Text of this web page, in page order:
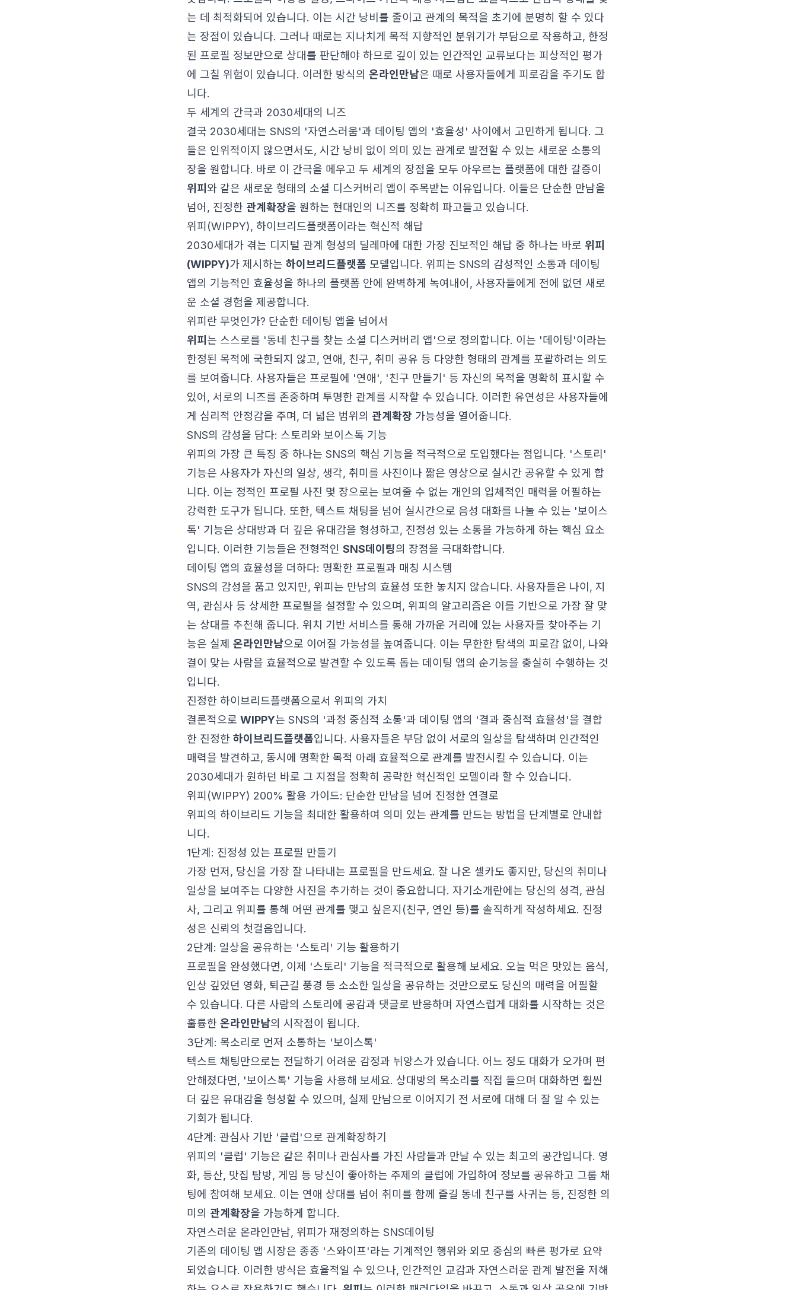
는 데 최적화되어 있습니다. 이는 시간 낭비를 줄이고 관계의 목적을 초기에 분명히 할 수 있다
는 장점이 있습니다. 그러나 때로는 지나치게 목적 지향적인 분위기가 부담으로 작용하고, 한정
된 프로필 정보만으로 상대를 판단해야 하므로 깊이 있는 인간적인 교류보다는 피상적인 평가
에 그칠 위험이 있습니다. 이러한 방식의 온라인만남은 때로 사용자들에게 피로감을 주기도 합
니다.
두 세계의 간극과 2030세대의 니즈
결국 2030세대는 SNS의 '자연스러움'과 데이팅 앱의 '효율성' 사이에서 고민하게 됩니다. 그
들은 인위적이지 않으면서도, 시간 낭비 없이 의미 있는 관계로 발전할 수 있는 새로운 소통의
장을 원합니다. 바로 이 간극을 메우고 두 세계의 장점을 모두 아우르는 플랫폼에 대한 갈증이
위피 와 같은 새로운 형태의 소셜 디스커버리 앱이 주목받는 이유입니다. 이들은 단순한 만남을
넘어, 진정한 관계확장을 원하는 현대인의 니즈를 정확히 파고들고 있습니다.
위피(WIPPY), 하이브리드플랫폼이라는 혁신적 해답
2030세대가 겪는 디지털 관계 형성의 딜레마에 대한 가장 진보적인 해답 중 하나는 바로 위피
(WIPPY)가 제시하는 하이브리드플랫폼 모델입니다. 위피는 SNS의 감성적인 소통과 데이팅
앱의 기능적인 효율성을 하나의 플랫폼 안에 완벽하게 녹여내어, 사용자들에게 전에 없던 새로
운 소셜 경험을 제공합니다.
위피란 무엇인가? 단순한 데이팅 앱을 넘어서
위피 는 스스로를 '동네 친구를 찾는 소셜 디스커버리 앱'으로 정의합니다. 이는 '데이팅'이라는
한정된 목적에 국한되지 않고, 연애, 친구, 취미 공유 등 다양한 형태의 관계를 포괄하려는 의도
를 보여줍니다. 사용자들은 프로필에 '연애', '친구 만들기' 등 자신의 목적을 명확히 표시할 수
있어, 서로의 니즈를 존중하며 투명한 관계를 시작할 수 있습니다. 이러한 유연성은 사용자들에
게 심리적 안정감을 주며, 더 넓은 범위의 관계확장 가능성을 열어줍니다.
SNS의 감성을 담다: 스토리와 보이스톡 기능
위피의 가장 큰 특징 중 하나는 SNS의 핵심 기능을 적극적으로 도입했다는 점입니다. '스토리'
기능은 사용자가 자신의 일상, 생각, 취미를 사진이나 짧은 영상으로 실시간 공유할 수 있게 합
니다. 이는 정적인 프로필 사진 몇 장으로는 보여줄 수 없는 개인의 입체적인 매력을 어필하는
강력한 도구가 됩니다. 또한, 텍스트 채팅을 넘어 실시간으로 음성 대화를 나눌 수 있는 '보이스
톡' 기능은 상대방과 더 깊은 유대감을 형성하고, 진정성 있는 소통을 가능하게 하는 핵심 요소
입니다. 이러한 기능들은 전형적인 SNS데이팅의 장점을 극대화합니다.
데이팅 앱의 효율성을 더하다: 명확한 프로필과 매칭 시스템
SNS의 감성을 품고 있지만, 위피는 만남의 효율성 또한 놓치지 않습니다. 사용자들은 나이, 지
역, 관심사 등 상세한 프로필을 설정할 수 있으며, 위피의 알고리즘은 이를 기반으로 가장 잘 맞
는 상대를 추천해 줍니다. 위치 기반 서비스를 통해 가까운 거리에 있는 사용자를 찾아주는 기
능은 실제 온라인만남으로 이어질 가능성을 높여줍니다. 이는 무한한 탐색의 피로감 없이, 나와
결이 맞는 사람을 효율적으로 발견할 수 있도록 돕는 데이팅 앱의 순기능을 충실히 수행하는 것
입니다.
진정한 하이브리드플랫폼으로서 위피의 가치
결론적으로 WIPPY는 SNS의 '과정 중심적 소통'과 데이팅 앱의 '결과 중심적 효율성'을 결합
한 진정한 하이브리드플랫폼입니다. 사용자들은 부담 없이 서로의 일상을 탐색하며 인간적인
매력을 발견하고, 동시에 명확한 목적 아래 효율적으로 관계를 발전시킬 수 있습니다. 이는
2030세대가 원하던 바로 그 지점을 정확히 공략한 혁신적인 모델이라 할 수 있습니다.
위피(WIPPY) 200% 활용 가이드: 단순한 만남을 넘어 진정한 연결로
위피의 하이브리드 기능을 최대한 활용하여 의미 있는 관계를 만드는 방법을 단계별로 안내합
니다.
1단계: 진정성 있는 프로필 만들기
가장 먼저, 당신을 가장 잘 나타내는 프로필을 만드세요. 잘 나온 셀카도 좋지만, 당신의 취미나
일상을 보여주는 다양한 사진을 추가하는 것이 중요합니다. 자기소개란에는 당신의 성격, 관심
사, 그리고 위피를 통해 어떤 관계를 맺고 싶은지(친구, 연인 등)를 솔직하게 작성하세요. 진정
성은 신뢰의 첫걸음입니다.
2단계: 일상을 공유하는 '스토리' 기능 활용하기
프로필을 완성했다면, 이제 '스토리' 기능을 적극적으로 활용해 보세요. 오늘 먹은 맛있는 음식,
인상 깊었던 영화, 퇴근길 풍경 등 소소한 일상을 공유하는 것만으로도 당신의 매력을 어필할
수 있습니다. 다른 사람의 스토리에 공감과 댓글로 반응하며 자연스럽게 대화를 시작하는 것은
훌륭한 온라인만남의 시작점이 됩니다.
3단계: 목소리로 먼저 소통하는 '보이스톡'
텍스트 채팅만으로는 전달하기 어려운 감정과 뉘앙스가 있습니다. 어느 정도 대화가 오가며 편
안해졌다면, '보이스톡' 기능을 사용해 보세요. 상대방의 목소리를 직접 들으며 대화하면 훨씬
더 깊은 유대감을 형성할 수 있으며, 실제 만남으로 이어지기 전 서로에 대해 더 잘 알 수 있는
기회가 됩니다.
4단계: 관심사 기반 '클럽'으로 관계확장하기
위피의 '클럽' 기능은 같은 취미나 관심사를 가진 사람들과 만날 수 있는 최고의 공간입니다. 영
화, 등산, 맛집 탐방, 게임 등 당신이 좋아하는 주제의 클럽에 가입하여 정보를 공유하고 그룹 채
팅에 참여해 보세요. 이는 연애 상대를 넘어 취미를 함께 즐길 동네 친구를 사귀는 등, 진정한 의
미의 관계확장을 가능하게 합니다.
자연스러운 온라인만남, 위피가 재정의하는 SNS데이팅
기존의 데이팅 앱 시장은 종종 '스와이프'라는 기계적인 행위와 외모 중심의 빠른 평가로 요약
되었습니다. 이러한 방식은 효율적일 수 있으나, 인간적인 교감과 자연스러운 관계 발전을 저해